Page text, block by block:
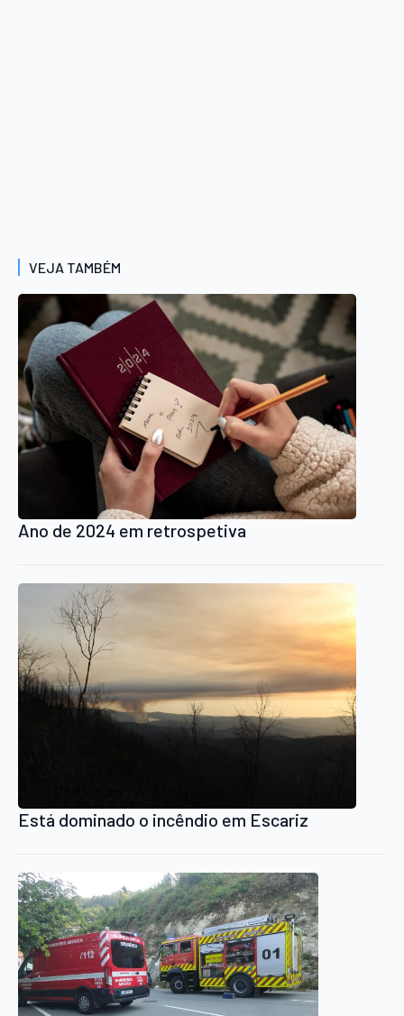
VEJA TAMBÉM
Ano de 2024 em retrospetiva
Está dominado o incêndio em Escariz